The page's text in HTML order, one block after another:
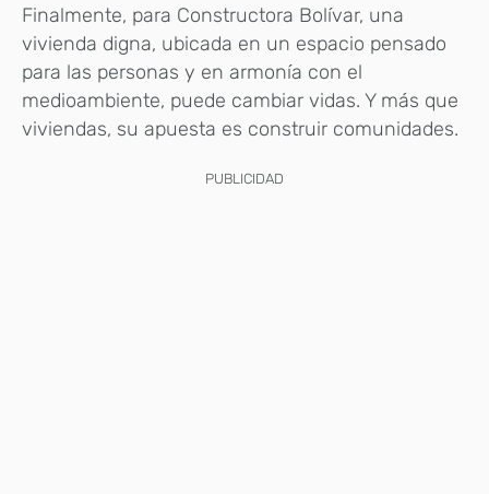
Finalmente, para Constructora Bolívar, una
vivienda digna, ubicada en un espacio pensado
para las personas y en armonía con el
medioambiente, puede cambiar vidas. Y más que
viviendas, su apuesta es construir comunidades.
PUBLICIDAD